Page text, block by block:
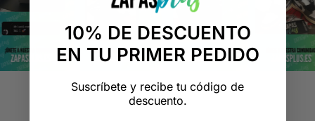
10% DE DESCUENTO
EN TU PRIMER PEDIDO
Suscríbete y recibe tu código de
descuento.